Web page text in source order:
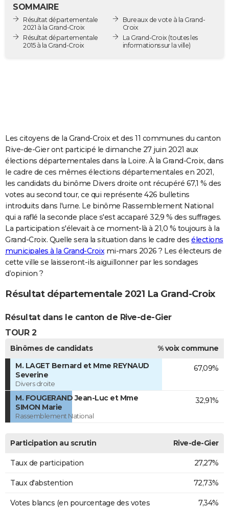
Destinations
City break
Voyage nature
Voyage de noces
Forum
Climat
GUIDES D'ACHAT
COPAINS D'AVANT
AVIS DE DÉCÈS
Bricolage
Lifestyle
Culture
Sport
Auto
Television
Voyage
Cinema
SOMMAIRE
Résultat départementale
2021 à la Grand-Croix
Résultat départementale
2015 à la Grand-Croix
Bureaux de vote à la Grand-
Croix
La Grand-Croix (toutes les
informations sur la ville)
Les citoyens de la Grand-Croix et des 11 communes du canton
Rive-de-Gier ont participé le dimanche 27 juin 2021 aux
élections départementales dans la Loire. À la Grand-Croix, dans
le cadre de ces mêmes élections départementales en 2021,
les candidats du binôme Divers droite ont récupéré 67,1 % des
votes au second tour, ce qui représente 426 bulletins
introduits dans l'urne. Le binôme Rassemblement National
qui a raflé la seconde place s'est accaparé 32,9 % des suffrages.
La participation s'élevait à ce moment-là à 21,0 % toujours à la
Grand-Croix. Quelle sera la situation dans le cadre des élections
municipales à la Grand-Croixmi-mars 2026 ? Les électeurs de
cette ville se laisseront-ils aiguillonner par les sondages
d’opinion ?
Résultat départementale 2021 La Grand-Croix
Résultat dans le canton de Rive-de-Gier
TOUR 2
Binômes de candidats
% voix commune
M. LAGET Bernard et Mme REYNAUD
Severine
Divers droite
67,09%
M. FOUGERAND Jean-Luc et Mme
SIMON Marie
Rassemblement National
32,91%
Participation au scrutin Rive-de-Gier
Taux de participation 27,27%
Taux d'abstention 72,73%
Votes blancs (en pourcentage des votes
7,34%